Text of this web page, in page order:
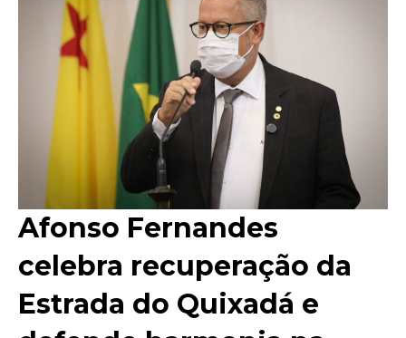
Afonso Fernandes
celebra recuperação da
Estrada do Quixadá e